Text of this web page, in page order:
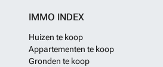
IMMO INDEX
Huizen te koop
Appartementen te koop
Gronden te koop